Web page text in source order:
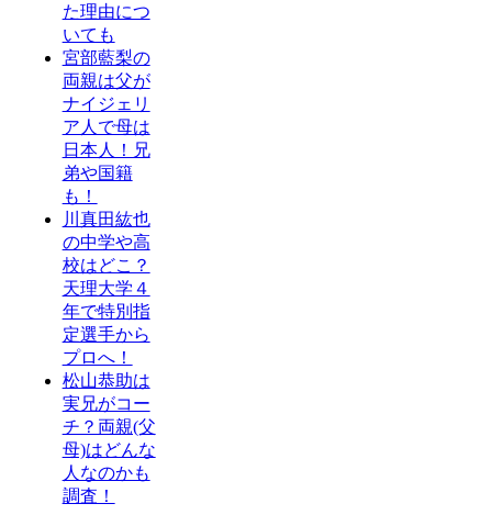
た理由につ
いても
宮部藍梨の
両親は父が
ナイジェリ
ア人で母は
日本人！兄
弟や国籍
も！
川真田紘也
の中学や高
校はどこ？
天理大学４
年で特別指
定選手から
プロへ！
松山恭助は
実兄がコー
チ？両親(父
母)はどんな
人なのかも
調査！